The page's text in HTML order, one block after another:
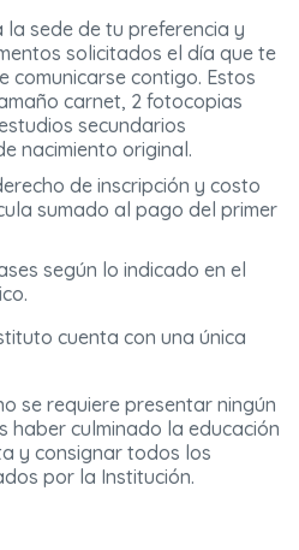
la sede de tu preferencia y
solicitados el día que te
comunicarse contigo. Estos
carnet, 2 fotocopias
secundarios
nacimiento original.
de inscripción y costo
sumado al pago del primer
según lo indicado en el
cuenta con una única
se requiere presentar ningún
haber culminado la educación
y consignar todos los
por la Institución.